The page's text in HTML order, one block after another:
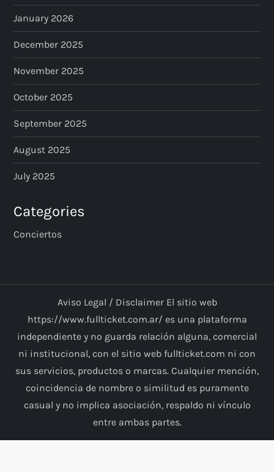
January 2026
December 2025
November 2025
October 2025
September 2025
August 2025
July 2025
Categories
Conciertos
Aviso Legal / Disclaimer El sitio web
https://www.fullticket.com.ar/ es una plataforma
independiente y no guarda relación alguna, comercial
ni institucional, con el sitio web fullticket.com ni con
sus servicios, productos o marcas. Cualquier mención,
coincidencia de nombre o similitud es puramente
casual y no implica asociación, respaldo ni vínculo
entre ambas partes.